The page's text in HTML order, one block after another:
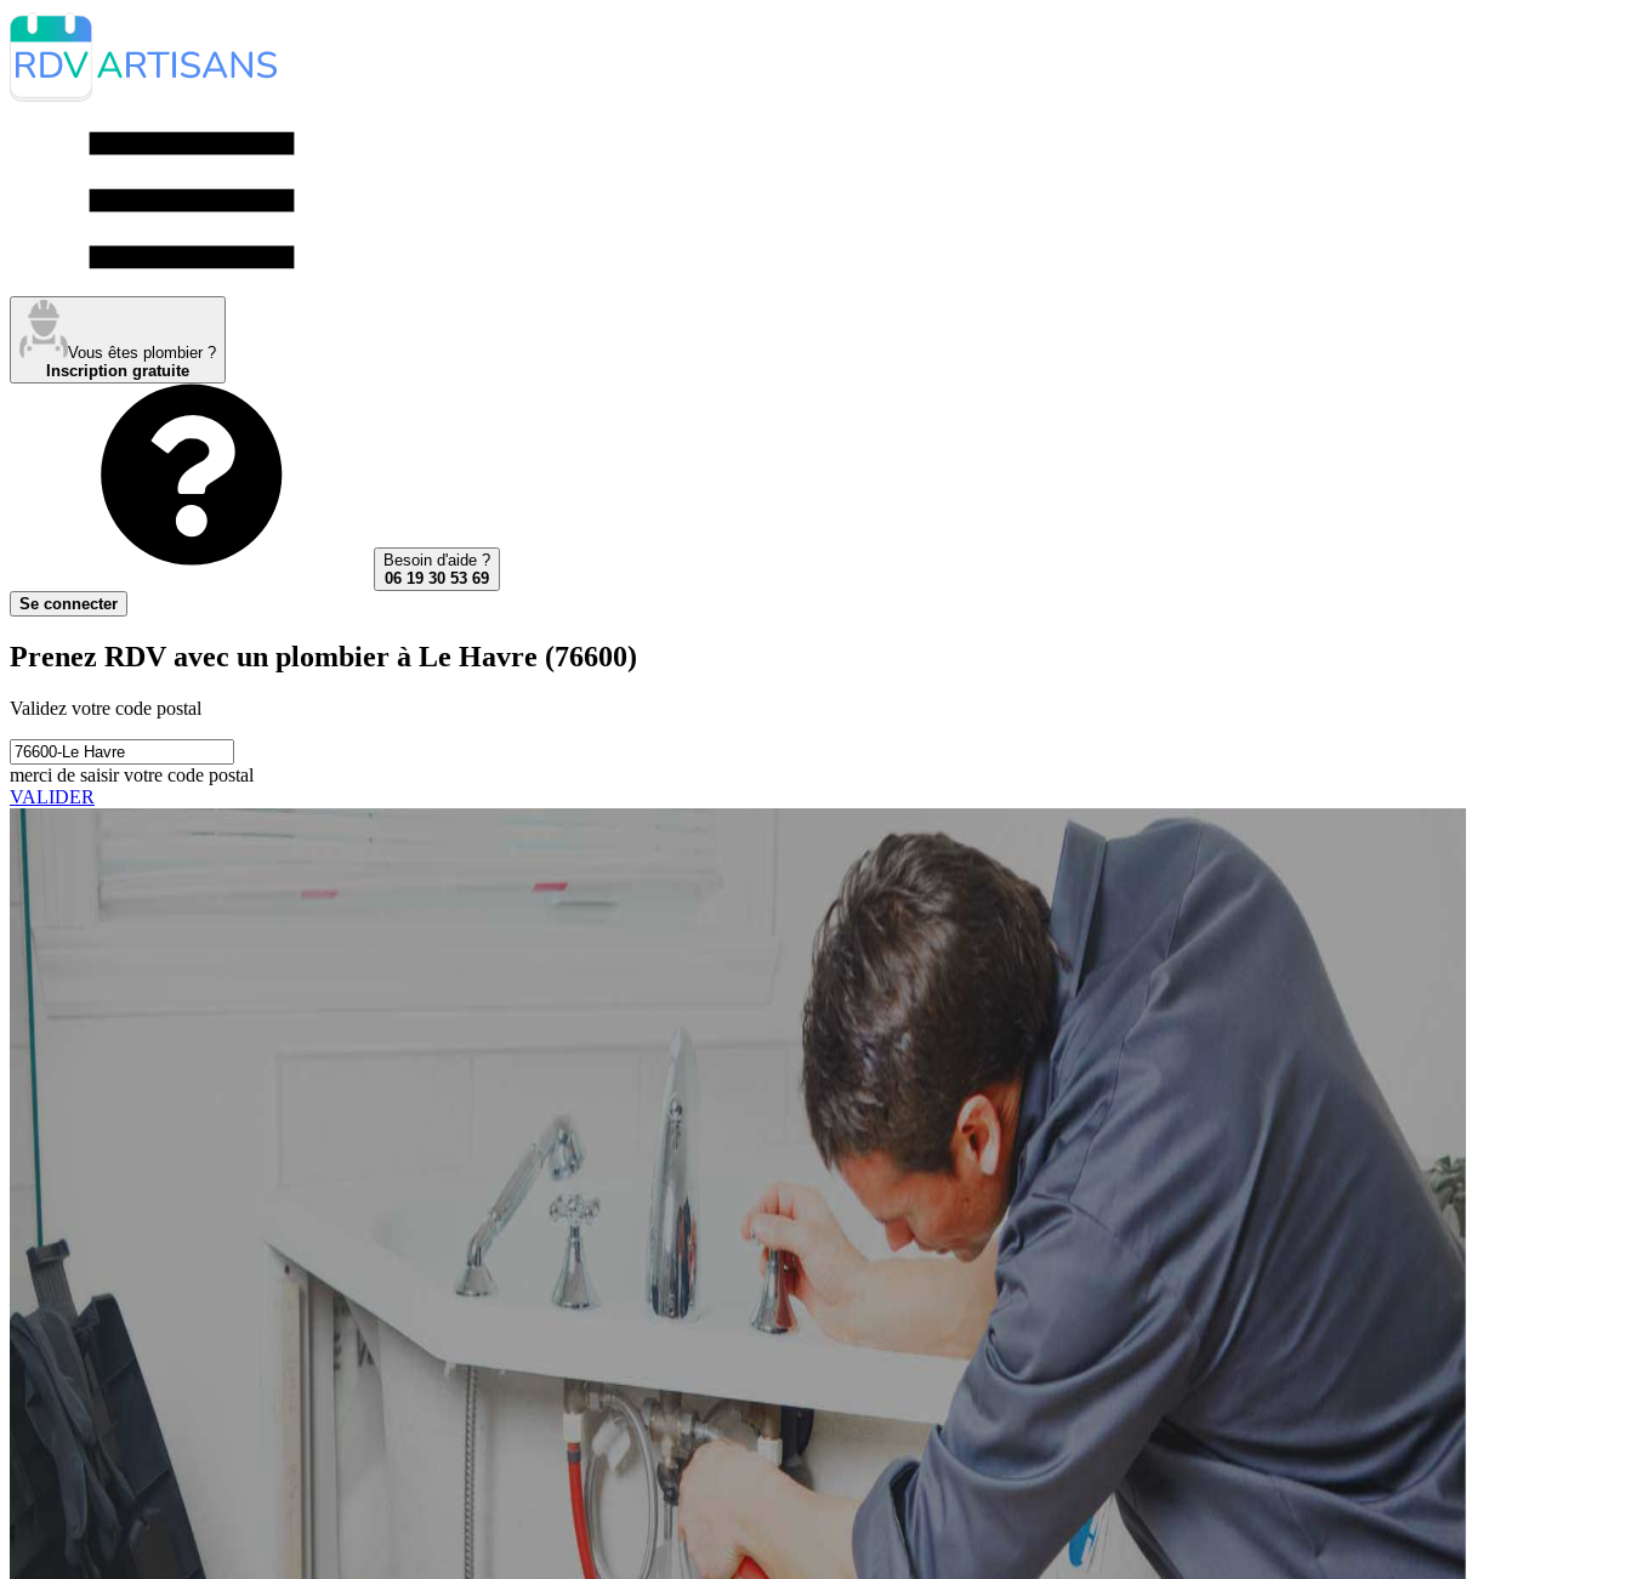
Vous êtes plombier ?
Inscription gratuite
Besoin d'aide ?
06 19 30 53 69
Se connecter
Prenez RDV avec un plombier à Le Havre (76600)
Validez votre code postal
merci de saisir votre code postal
VALIDER